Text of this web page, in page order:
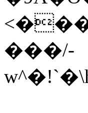
���/-